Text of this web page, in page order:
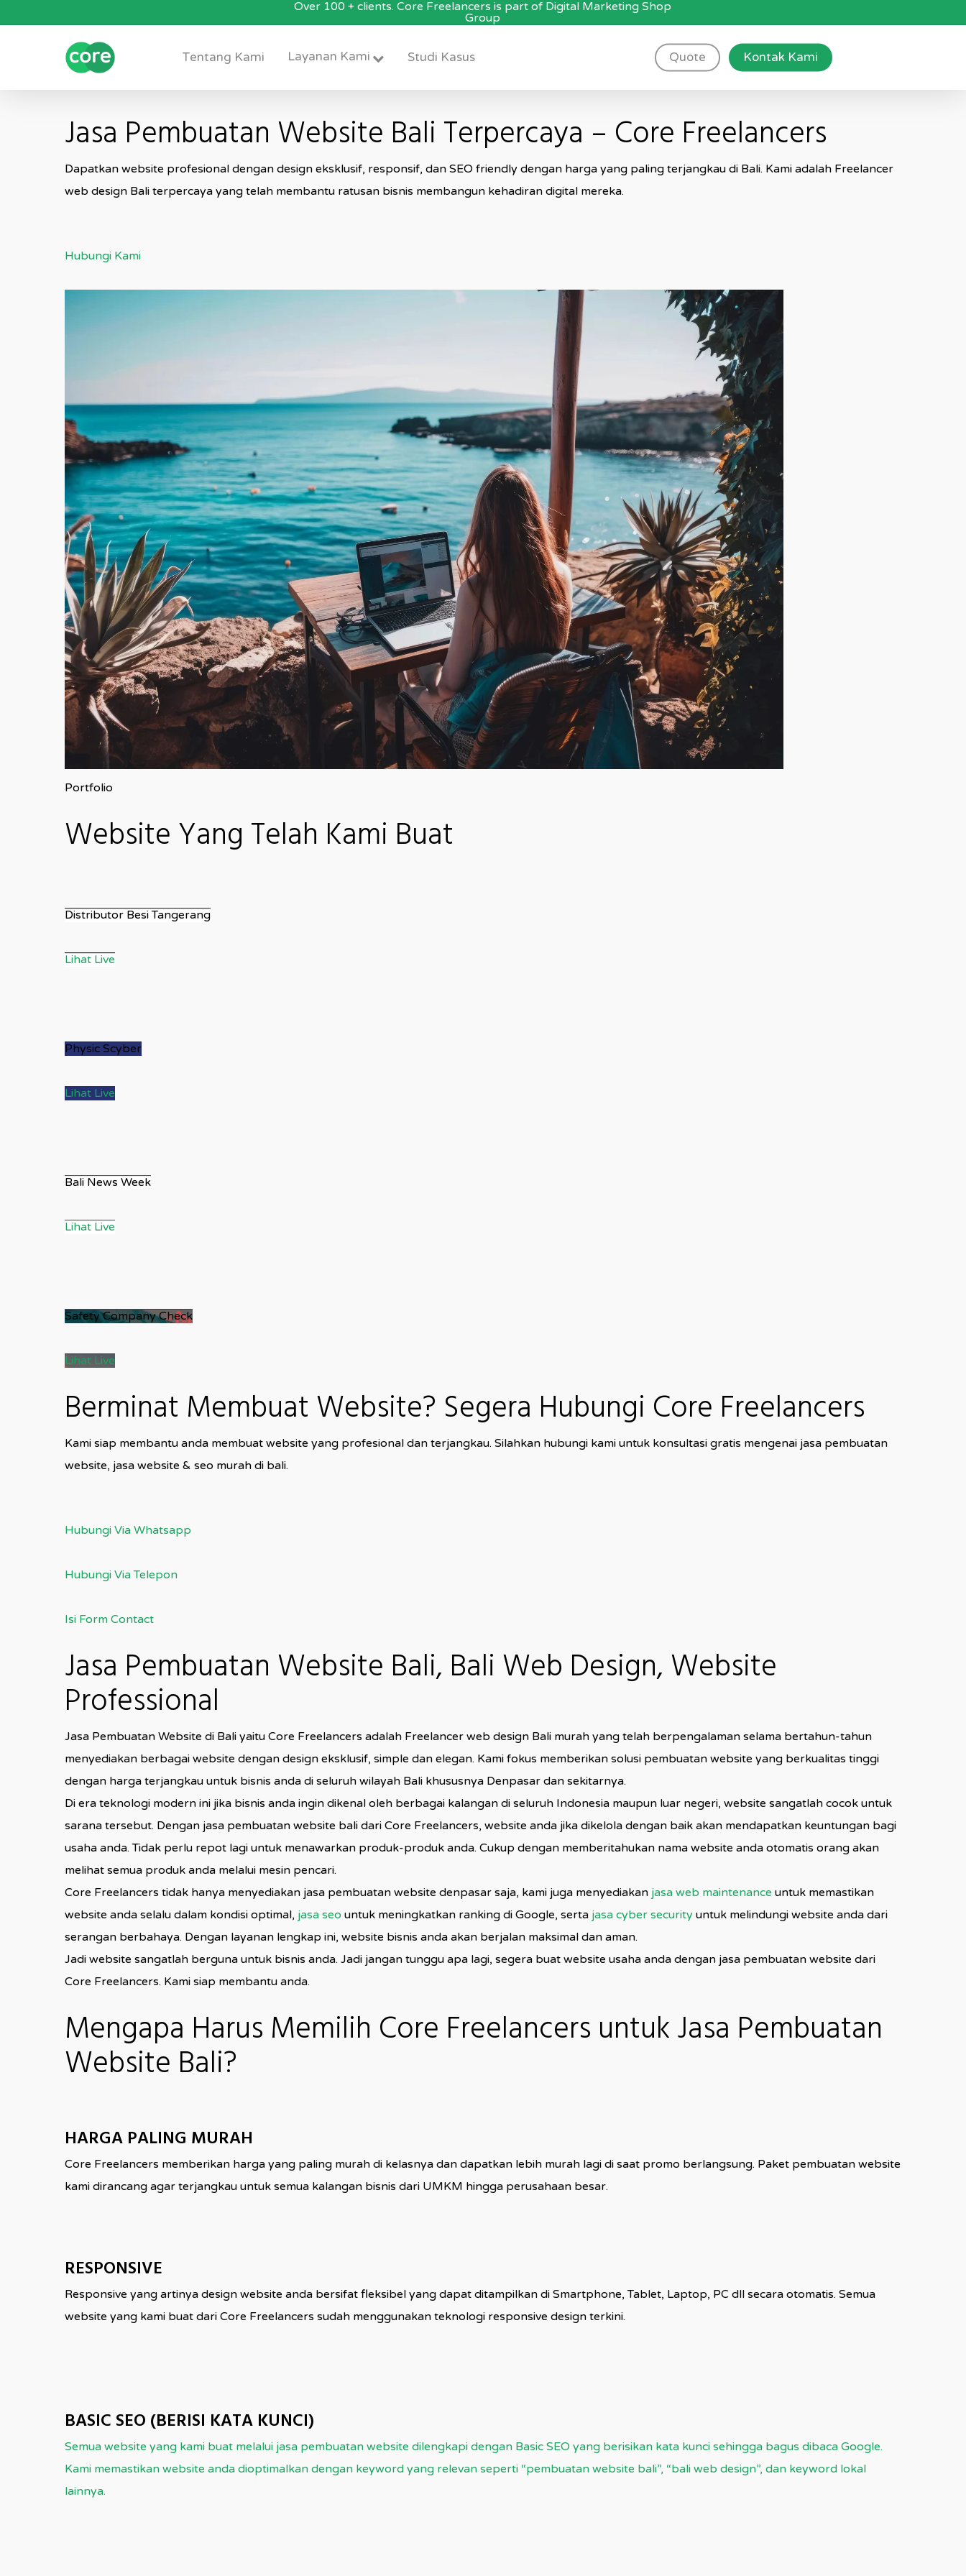
Over 100 + clients. Core Freelancers is part of Digital Marketing Shop
Group
Tentang Kami Layanan Kami Studi Kasus Quote Kontak Kami
Jasa Pembuatan Website Bali Terpercaya – Core Freelancers
Dapatkan website profesional dengan design eksklusif, responsif, dan SEO friendly dengan harga yang paling terjangkau di Bali. Kami adalah Freelancer
web design Bali terpercaya yang telah membantu ratusan bisnis membangun kehadiran digital mereka.
Hubungi Kami
Portfolio
Website Yang Telah Kami Buat
Distributor Besi Tangerang
Lihat Live
Physic Scyber
Lihat Live
Bali News Week
Lihat Live
Safety Company Check
Lihat Live
Berminat Membuat Website? Segera Hubungi Core Freelancers
Kami siap membantu anda membuat website yang profesional dan terjangkau. Silahkan hubungi kami untuk konsultasi gratis mengenai jasa pembuatan
website, jasa website & seo murah di bali.
Hubungi Via Whatsapp
Hubungi Via Telepon
Isi Form Contact
Jasa Pembuatan Website Bali, Bali Web Design, Website
Professional
Jasa Pembuatan Website di Bali yaitu Core Freelancers adalah Freelancer web design Bali murah yang telah berpengalaman selama bertahun-tahun
menyediakan berbagai website dengan design eksklusif, simple dan elegan. Kami fokus memberikan solusi pembuatan website yang berkualitas tinggi
dengan harga terjangkau untuk bisnis anda di seluruh wilayah Bali khususnya Denpasar dan sekitarnya.
Di era teknologi modern ini jika bisnis anda ingin dikenal oleh berbagai kalangan di seluruh Indonesia maupun luar negeri, website sangatlah cocok untuk
sarana tersebut. Dengan jasa pembuatan website bali dari Core Freelancers, website anda jika dikelola dengan baik akan mendapatkan keuntungan bagi
usaha anda. Tidak perlu repot lagi untuk menawarkan produk-produk anda. Cukup dengan memberitahukan nama website anda otomatis orang akan
melihat semua produk anda melalui mesin pencari.
Core Freelancers tidak hanya menyediakan jasa pembuatan website denpasar saja, kami juga menyediakan jasa web maintenance untuk memastikan
website anda selalu dalam kondisi optimal, jasa seo untuk meningkatkan ranking di Google, serta jasa cyber security untuk melindungi website anda dari
serangan berbahaya. Dengan layanan lengkap ini, website bisnis anda akan berjalan maksimal dan aman.
Jadi website sangatlah berguna untuk bisnis anda. Jadi jangan tunggu apa lagi, segera buat website usaha anda dengan jasa pembuatan website dari
Core Freelancers. Kami siap membantu anda.
Mengapa Harus Memilih Core Freelancers untuk Jasa Pembuatan
Website Bali?
HARGA PALING MURAH
Core Freelancers memberikan harga yang paling murah di kelasnya dan dapatkan lebih murah lagi di saat promo berlangsung. Paket pembuatan website
kami dirancang agar terjangkau untuk semua kalangan bisnis dari UMKM hingga perusahaan besar.
RESPONSIVE
Responsive yang artinya design website anda bersifat fleksibel yang dapat ditampilkan di Smartphone, Tablet, Laptop, PC dll secara otomatis. Semua
website yang kami buat dari Core Freelancers sudah menggunakan teknologi responsive design terkini.
BASIC SEO (BERISI KATA KUNCI)
Semua website yang kami buat melalui jasa pembuatan website dilengkapi dengan Basic SEO yang berisikan kata kunci sehingga bagus dibaca Google.
Kami memastikan website anda dioptimalkan dengan keyword yang relevan seperti “pembuatan website bali”, “bali web design”, dan keyword lokal
lainnya.